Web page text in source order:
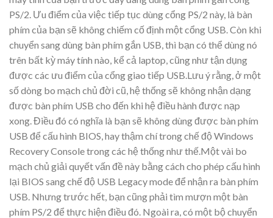
PS/2. Ưu điểm của việc tiếp tục dùng cổng PS/2 này, là bàn
phím của bạn sẽ không chiếm cố định một cổng USB. Còn khi
chuyển sang dùng bàn phím gắn USB, thì bạn có thể dùng nó
trên bất kỳ máy tính nào, kể cả laptop, cũng như tận dụng
được các ưu điểm của cổng giao tiếp USB.Lưu ý rằng, ở một
số dòng bo mạch chủ đời cũ, hệ thống sẽ không nhận dạng
được bàn phím USB cho đến khi hệ điều hành được nạp
xong. Điều đó có nghĩa là bạn sẽ không dùng được bàn phím
USB để cấu hình BIOS, hay thậm chí trong chế độ Windows
Recovery Console trong các hệ thống như thế.Một vài bo
mạch chủ giải quyết vấn đề này bằng cách cho phép cấu hình
lại BIOS sang chế độ USB Legacy mode để nhận ra bàn phím
USB. Nhưng trước hết, bạn cũng phải tìm mượn một bàn
phím PS/2 để thực hiện điều đó. Ngoài ra, có một bộ chuyển